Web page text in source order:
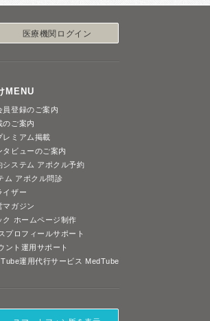
医療機関ログイン
MENU
員登録のご案内
のご案内
レミアム掲載
タビューのご案内
システム アポクル予約
ム アポクル問診
イザー
マガジン
ク ホームページ制作
プロフィールサポート
ント運用サポート
運用代行サービス MedTube